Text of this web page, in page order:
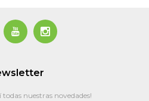
 
todas nuestras novedades!